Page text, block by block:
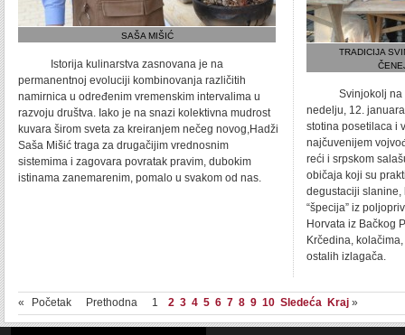
SAŠA MIŠIĆ
Istorija kulinarstva zasnovana je na
permanentnoj evoluciji kombinovanja različitih
namirnica u određenim vremenskim intervalima u
razvoju društva. Iako je na snazi kolektivna mudrost
kuvara širom sveta za kreiranjem nečeg novog,Hadži
Saša Mišić traga za drugačijim vrednosnim
sistemima i zagovara povratak pravim, dubokim
istinama zanemarenim, pomalo u svakom od nas.
TRADICIJA
Svinjokolj na
nedelju, 12.
stotina posetilaca i
najčuvenijem
reći i srpskom
običaja koji su
degustaciji slanine,
“špecija” iz
Horvata iz Bačkog
Krčedina,
ostalih izlagača.
« Početak Prethodna 1 2 3 4 5 6 7 8 9 10 Sledeća Kraj »